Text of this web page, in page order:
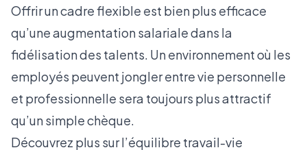
Offrir un cadre flexible est bien plus efficace
qu’une augmentation salariale dans la
fidélisation des talents. Un environnement où les
employés peuvent jongler entre vie personnelle
et professionnelle sera toujours plus attractif
qu’un simple chèque.
Découvrez plus sur l’équilibre travail-vie